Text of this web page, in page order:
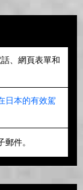
、網頁表單和
日本的有效駕
件。